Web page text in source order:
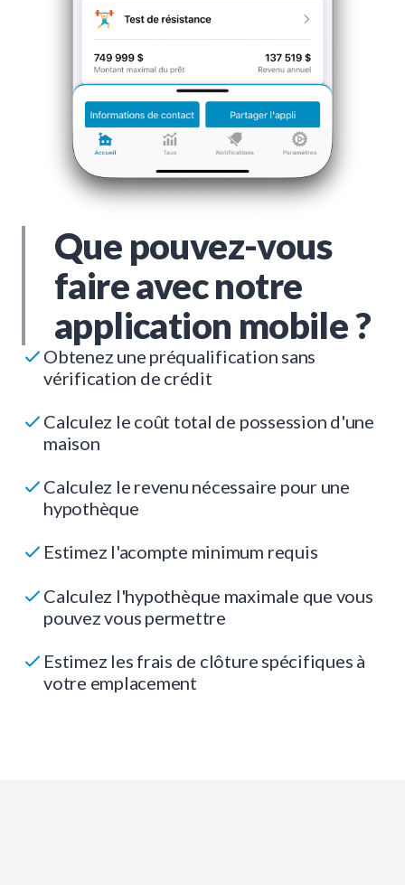
Que pouvez-vous
faire avec notre
application mobile ?
Obtenez une préqualification sans
vérification de crédit
Calculez le coût total de possession d'une
maison
Calculez le revenu nécessaire pour une
hypothèque
Estimez l'acompte minimum requis
Calculez l'hypothèque maximale que vous
pouvez vous permettre
Estimez les frais de clôture spécifiques à
votre emplacement